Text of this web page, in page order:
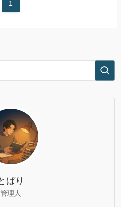
1
ばり
管理人